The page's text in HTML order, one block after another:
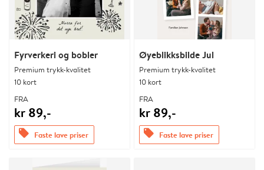
Fyrverkeri og bobler
Premium trykk-kvalitet
10 kort
FRA
kr 89,-
offers Faste lave priser
Øyeblikksbilde Jul
Premium trykk-kvalitet
10 kort
FRA
kr 89,-
offers Faste lave priser